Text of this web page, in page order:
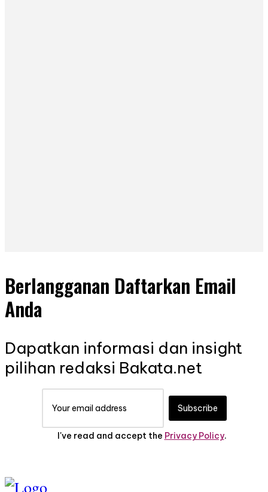
Berlangganan Daftarkan Email
Anda
Dapatkan informasi dan insight
pilihan redaksi Bakata.net
Subscribe
I've read and accept the Privacy Policy.